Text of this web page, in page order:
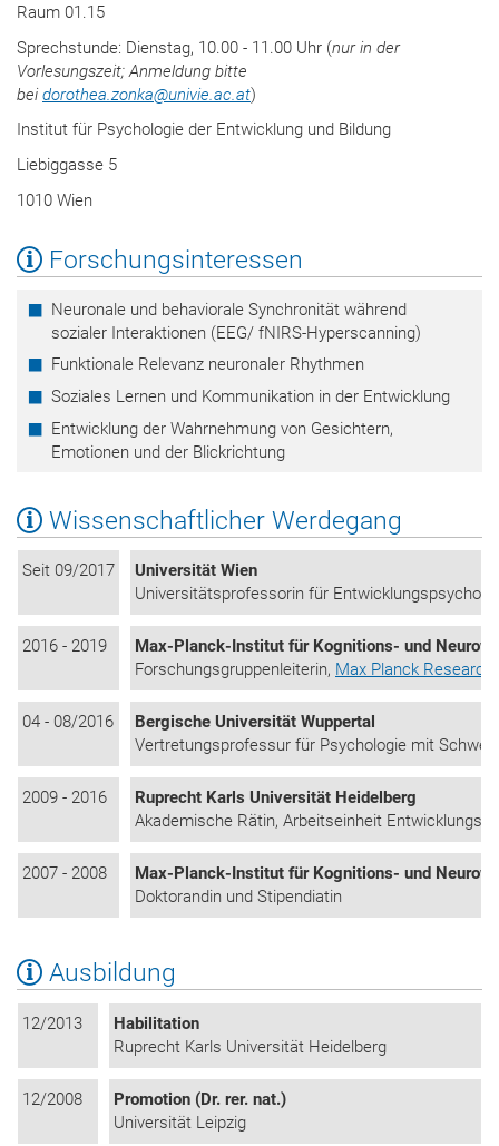
Raum 01.15
Sprechstunde: Dienstag, 10.00 - 11.00 Uhr (nur in der
Vorlesungszeit; Anmeldung bitte
beidorothea.zonka@univie.ac.at)
Institut für Psychologie der Entwicklung und Bildung
Liebiggasse 5
1010 Wien
Forschungsinteressen
Neuronale und behaviorale Synchronität während
sozialer Interaktionen (EEG/ fNIRS-Hyperscanning)
Funktionale Relevanz neuronaler Rhythmen
Soziales Lernen und Kommunikation in der Entwicklung
Entwicklung der Wahrnehmung von Gesichtern,
Emotionen und der Blickrichtung
Wissenschaftlicher Werdegang
Seit 09/2017
Universität Wien
Universitätsprofessorin für
2016 - 2019
Max-Planck-Institut für Kognitions- und
Forschungsgruppenleiterin, Max Planck
04 - 08/2016
Bergische Universität Wuppertal
Vertretungsprofessur für Psychologie mit
2009 - 2016
Ruprecht Karls Universität Heidelberg
Akademische Rätin, Arbeitseinheit
2007 - 2008
Max-Planck-Institut für Kognitions- und
Doktorandin und Stipendiatin
Ausbildung
12/2013
Habilitation
Ruprecht Karls Universität Heidelberg
12/2008
Promotion (Dr. rer. nat.)
Universität Leipzig